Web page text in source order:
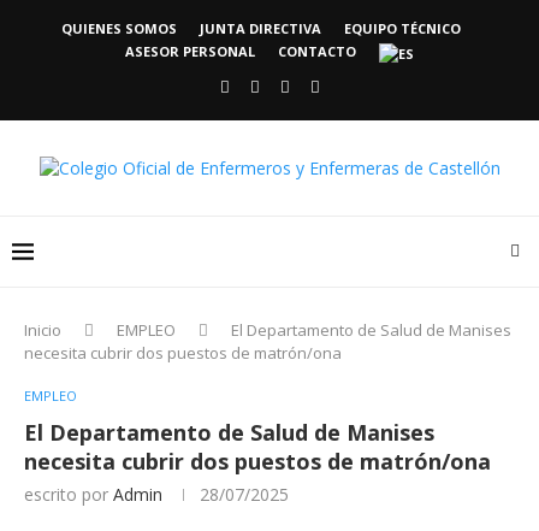
QUIENES SOMOS JUNTA DIRECTIVA
EQUIPO TÉCNICO
ASESOR PERSONAL
CONTACTO
Inicio EMPLEO
El Departamento de Salud de Manises
necesita cubrir dos puestos de matrón/ona
EMPLEO
El Departamento de Salud de Manises
necesita cubrir dos puestos de matrón/ona
escrito por Admin 28/07/2025